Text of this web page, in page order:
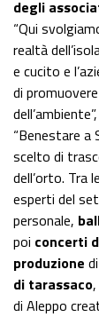
degli
“Qui
realtà
e cucito e
di
“Benestare a
scelto di
dell’orto. Tra
esperti del
personale,
poi concerti
produzione
di tarassaco,
di Aleppo